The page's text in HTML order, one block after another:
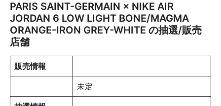
PARIS SAINT-GERMAIN × NIKE AIR
JORDAN 6 LOW LIGHT BONE/MAGMA
ORANGE-IRON GREY-WHITE の抽選/販売
店舗
販売情報
未定